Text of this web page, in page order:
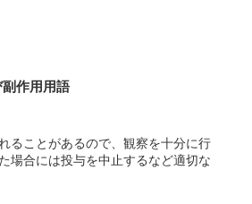
作用用語
ることがあるので、観察を十分に行
場合には投与を中止するなど適切な